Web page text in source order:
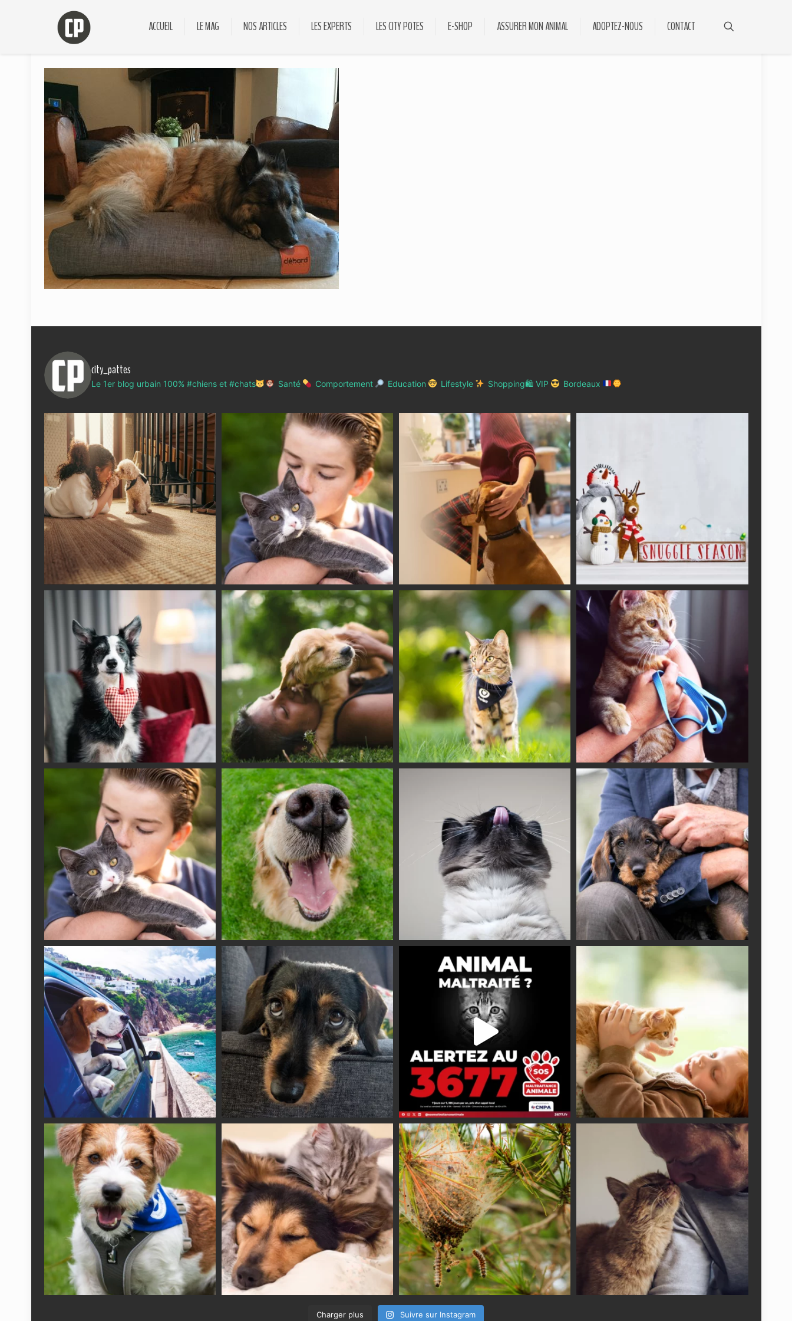
ACCUEIL LE MAG NOS ARTICLES LES EXPERTS LES CITY POTES E-SHOP ASSURER MON ANIMAL ADOPTEZ-NOUS CONTACT
city_pattes
Le 1er blog urbain 100% #chiens et #chats Santé Comportement Education Lifestyle Shopping🛍 VIP Bordeaux
Charger plus Suivre sur Instagram